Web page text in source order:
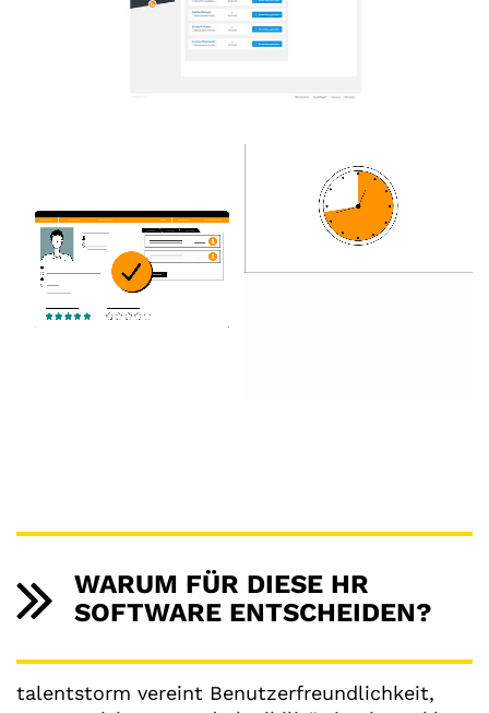
WARUM FÜR DIESE HR
SOFTWARE ENTSCHEIDEN?
talentstorm vereint Benutzerfreundlichkeit,